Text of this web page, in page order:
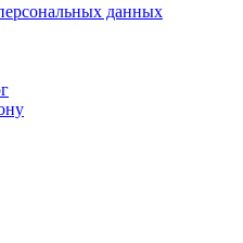
данных